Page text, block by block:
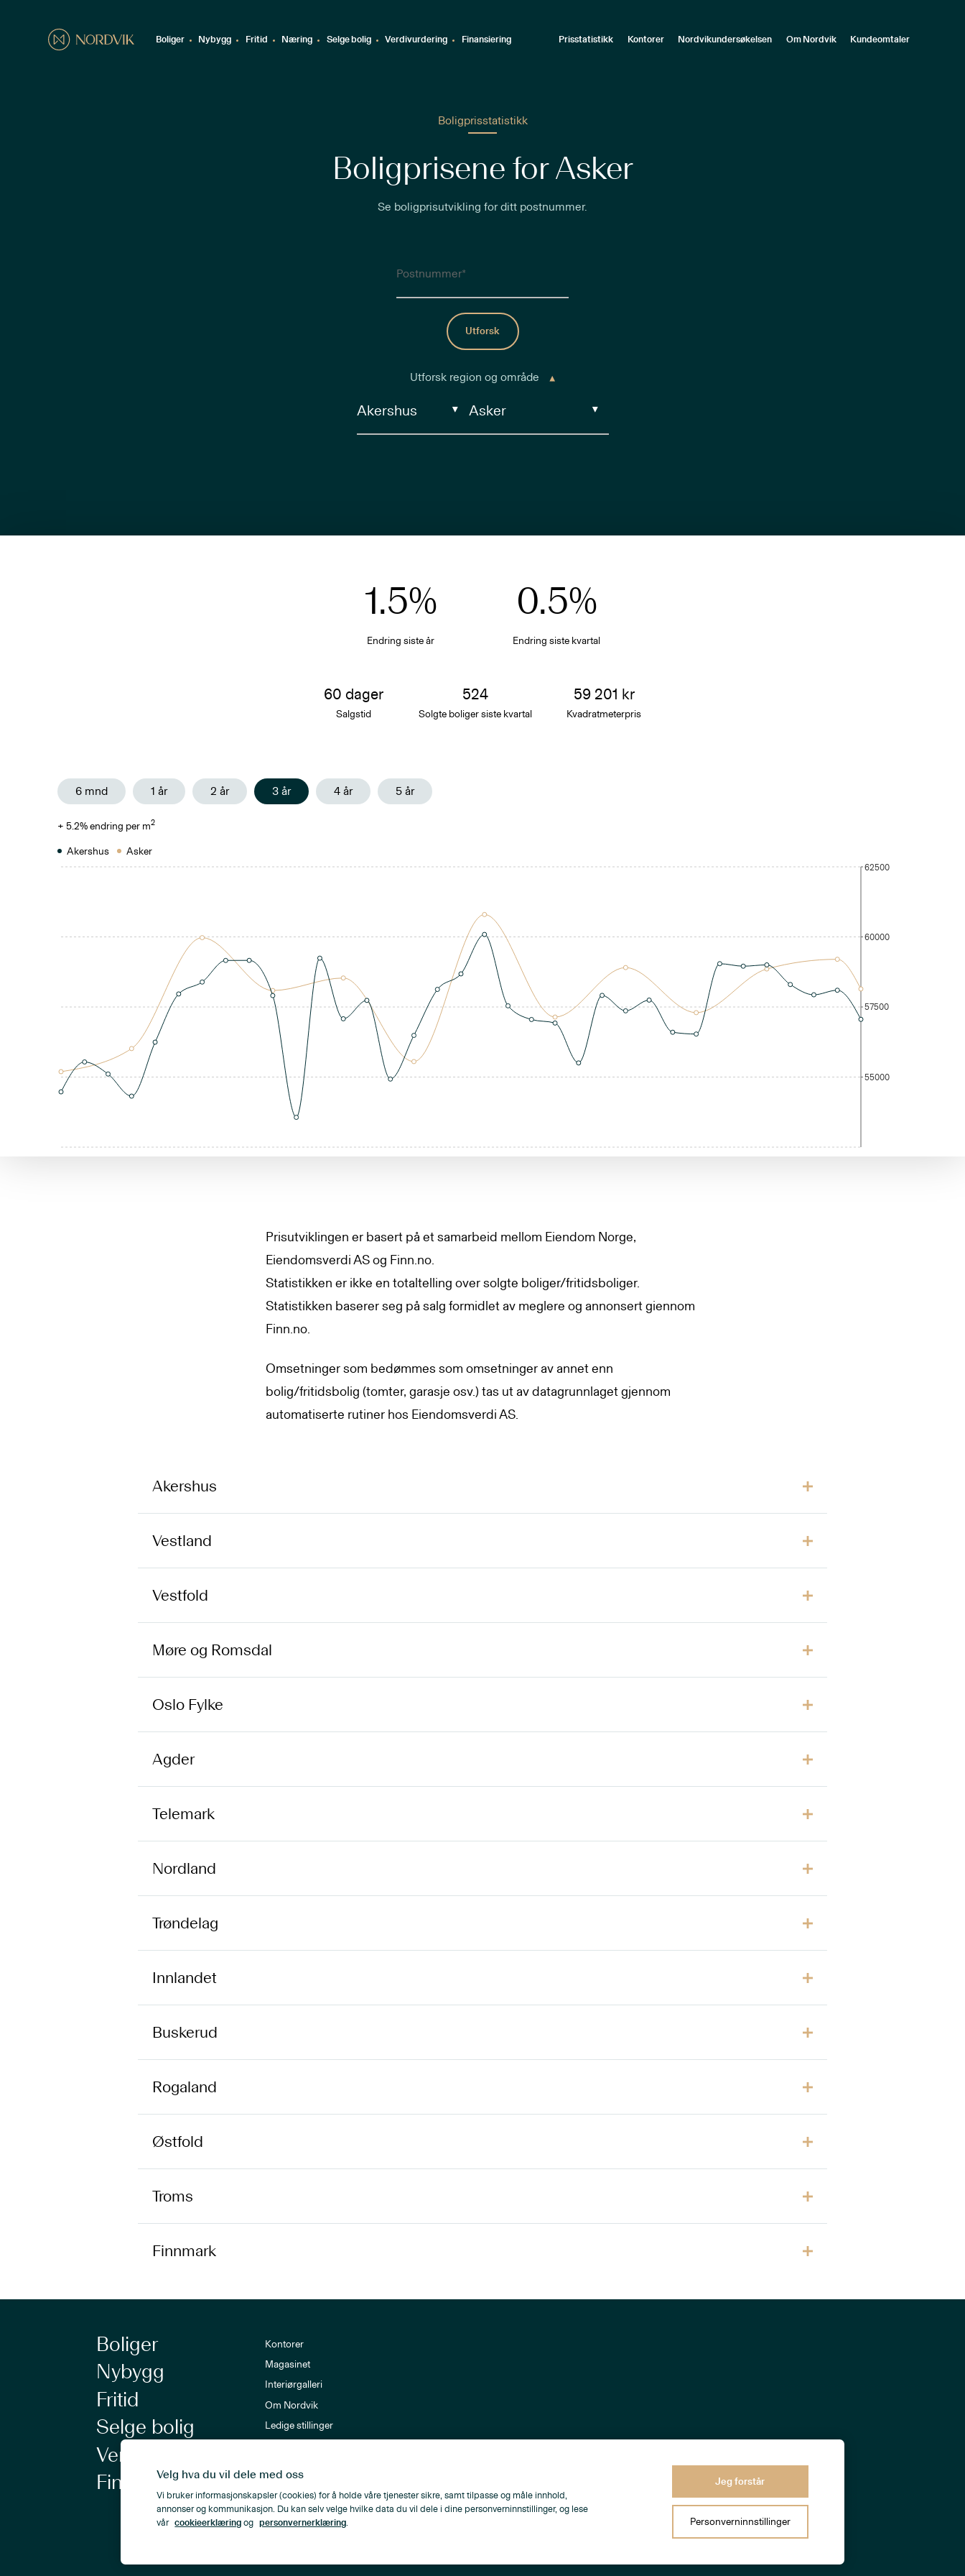
Boliger Nybygg Fritid Næring Selge bolig Verdivurdering Finansiering Prisstatistikk Kontorer Nordvikundersøkelsen Om Nordvik Kundeomtaler
Boligprisstatistikk
Boligprisene for Asker
Se boligprisutvikling for ditt postnummer.
Postnummer
Utforsk
Utforsk region og område
1.5%
Endring siste år
0.5%
Endring siste kvartal
60 dager
Salgstid
524
Solgte boliger siste kvartal
59 201 kr
Kvadratmeterpris
6 mnd 1 år 2 år 3 år 4 år 5 år
+ 5.2% endring per m2
Akershus Asker
55000
57500
60000
62500
Prisutviklingen er basert på et samarbeid mellom Eiendom Norge,
Eiendomsverdi AS og Finn.no.
Statistikken er ikke en totaltelling over solgte boliger/fritidsboliger.
Statistikken baserer seg på salg formidlet av meglere og annonsert giennom
Finn.no.
Omsetninger som bedømmes som omsetninger av annet enn
bolig/fritidsbolig (tomter, garasje osv.) tas ut av datagrunnlaget gjennom
automatiserte rutiner hos Eiendomsverdi AS.
Akershus
Vestland
Vestfold
Møre og Romsdal
Oslo Fylke
Agder
Telemark
Nordland
Trøndelag
Innlandet
Buskerud
Rogaland
Østfold
Troms
Finnmark
Boliger
Nybygg
Fritid
Selge bolig
Verdivurdering
Finansiering
Kontorer
Magasinet
Interiørgalleri
Om Nordvik
Ledige stillinger
Personvern
Velg hva du vil dele med oss
Vi bruker informasjonskapsler (cookies) for å holde våre tjenester sikre, samt tilpasse og måle innhold,
annonser og kommunikasjon. Du kan selv velge hvilke data du vil dele i dine personverninnstillinger, og lese
vår cookieerklæring og personvernerklæring.
Jeg forstår
Personverninnstillinger